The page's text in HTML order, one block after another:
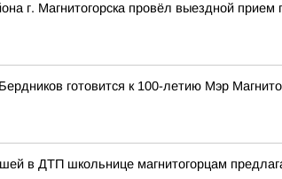
г. Магнитогорска провёл выездной
готовится к 100-летию Мэр
в ДТП школьнице магнитогорцам